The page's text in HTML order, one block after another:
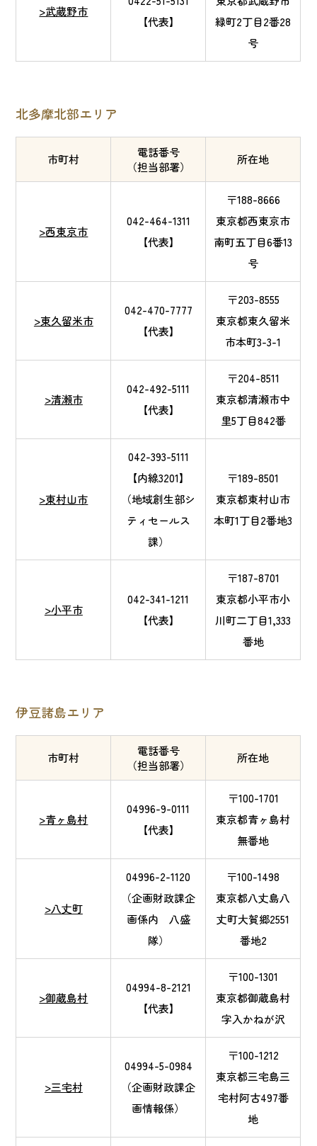
>武蔵野市
【代表】
緑町2丁目2番28
号
北多摩北部エリア
市町村
電話番号
（担当部署）
所在地
>西東京市
042-464-1311
【代表】
〒188-8666
東京都西東京市
南町五丁目6番13
号
>東久留米市
042-470-7777
【代表】
〒203-8555
東京都東久留米
市本町3-3-1
>清瀬市
042-492-5111
【代表】
〒204-8511
東京都清瀬市中
里5丁目842番
>東村山市
042-393-5111
【内線3201】
（地域創生部シ
ティセールス
課）
〒189-8501
東京都東村山市
本町1丁目2番地3
>小平市
042-341-1211
【代表】
〒187-8701
東京都小平市小
川町二丁目1,333
番地
伊豆諸島エリア
市町村
電話番号
（担当部署）
所在地
>青ヶ島村
04996-9-0111
【代表】
〒100-1701
東京都青ヶ島村
無番地
>八丈町
04996-2-1120
（企画財政課企
画係内 八盛
隊）
〒100-1498
東京都八丈島八
丈町大賀郷2551
番地2
>御蔵島村
04994-8-2121
【代表】
〒100-1301
東京都御蔵島村
字入かねが沢
>三宅村
04994-5-0984
（企画財政課企
画情報係）
〒100-1212
東京都三宅島三
宅村阿古497番
地